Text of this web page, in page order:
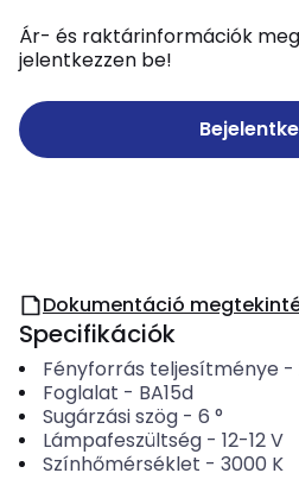
Ár- és raktárinformációk
jelentkezzen be!
Dokumentáció
Specifikációk
Fényforrás teljesítménye -
Foglalat - BA15d
Sugárzási szög- 6 °
Lámpafeszültség- 12-12V
Színhőmérséklet - 3000 K